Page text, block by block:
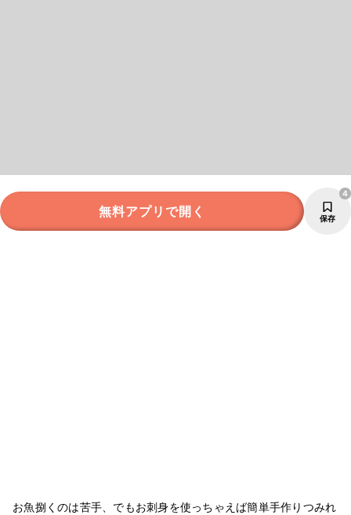
無料アプリで開く 保存
4
お魚捌くのは苦手、でもお刺身を使っちゃえば簡単手作りつみれ